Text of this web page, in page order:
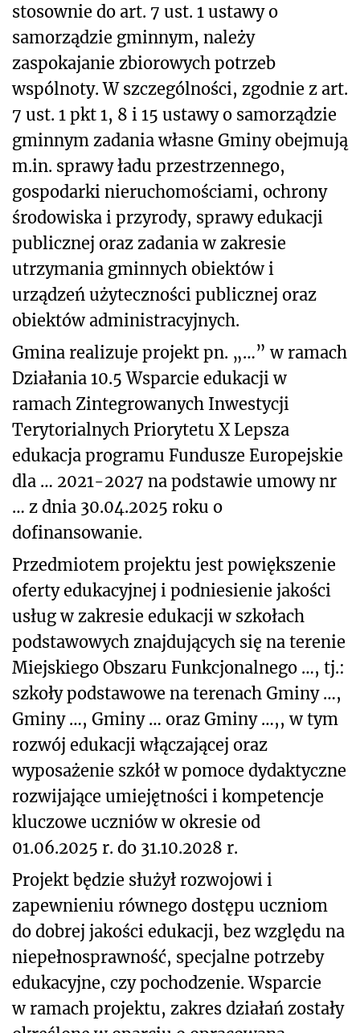
stosownie do art. 7 ust. 1 ustawy o
samorządzie gminnym, należy
zaspokajanie zbiorowych potrzeb
wspólnoty. W szczególności, zgodnie z art.
7 ust. 1 pkt 1, 8 i 15 ustawy o samorządzie
gminnym zadania własne Gminy obejmują
m.in. sprawy ładu przestrzennego,
gospodarki nieruchomościami, ochrony
środowiska i przyrody, sprawy edukacji
publicznej oraz zadania w zakresie
utrzymania gminnych obiektów i
urządzeń użyteczności publicznej oraz
obiektów administracyjnych.
Gmina realizuje projekt pn. „…” w ramach
Działania 10.5 Wsparcie edukacji w
ramach Zintegrowanych Inwestycji
Terytorialnych Priorytetu X Lepsza
edukacja programu Fundusze Europejskie
dla … 2021-2027 na podstawie umowy nr
… z dnia 30.04.2025 roku o
dofinansowanie.
Przedmiotem projektu jest powiększenie
oferty edukacyjnej i podniesienie jakości
usług w zakresie edukacji w szkołach
podstawowych znajdujących się na terenie
Miejskiego Obszaru Funkcjonalnego …, tj.:
szkoły podstawowe na terenach Gminy …,
Gminy …, Gminy … oraz Gminy …,, w tym
rozwój edukacji włączającej oraz
wyposażenie szkół w pomoce dydaktyczne
rozwijające umiejętności i kompetencje
kluczowe uczniów w okresie od
01.06.2025 r. do 31.10.2028 r.
Projekt będzie służył rozwojowi i
zapewnieniu równego dostępu uczniom
do dobrej jakości edukacji, bez względu na
niepełnosprawność, specjalne potrzeby
edukacyjne, czy pochodzenie. Wsparcie
w ramach projektu, zakres działań zostały